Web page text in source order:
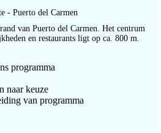
- Puerto del Carmen
van Puerto del Carmen. Het centrum
en restaurants ligt op ca. 800 m.
programma
naar keuze
van programma